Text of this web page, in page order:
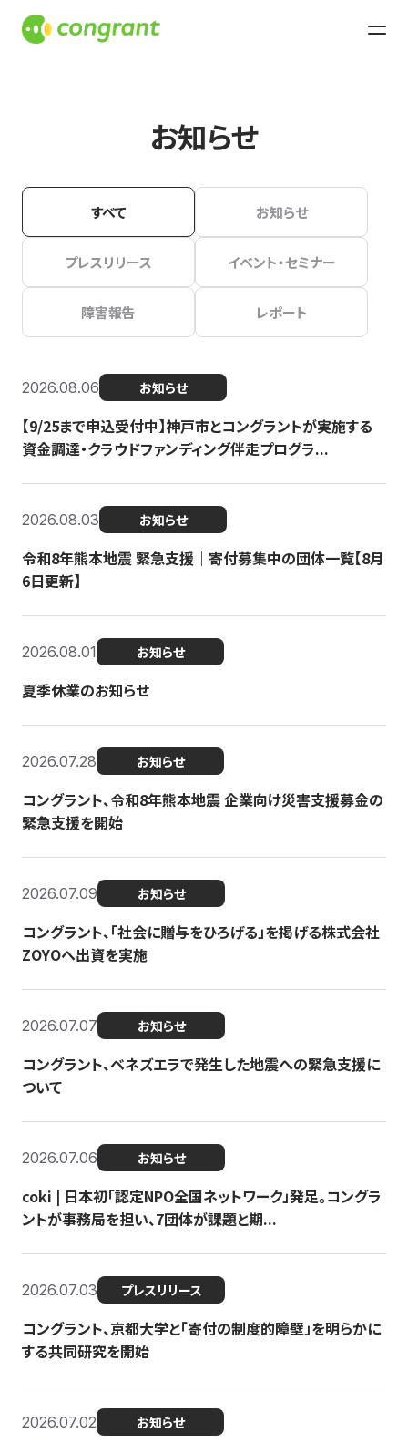
お知らせ
すべて お知らせ
プレスリリース イベント・セミナー
障害報告 レポート
2026.08.06 お知らせ
【9/25まで申込受付中】神戸市とコングラントが実施する
資金調達・クラウドファンディング伴走プログラ...
2026.08.03 お知らせ
令和8年熊本地震 緊急支援｜寄付募集中の団体一覧【8月
6日更新】
2026.08.01 お知らせ
夏季休業のお知らせ
2026.07.28 お知らせ
コングラント、令和8年熊本地震 企業向け災害支援募金の
緊急支援を開始
2026.07.09 お知らせ
コングラント、「社会に贈与をひろげる」を掲げる株式会社
ZOYOへ出資を実施
2026.07.07 お知らせ
コングラント、ベネズエラで発生した地震への緊急支援に
ついて
2026.07.06 お知らせ
coki | 日本初「認定NPO全国ネットワーク」発足。コングラ
ントが事務局を担い、7団体が課題と期...
2026.07.03 プレスリリース
コングラント、京都大学と「寄付の制度的障壁」を明らかに
する共同研究を開始
2026.07.02 お知らせ